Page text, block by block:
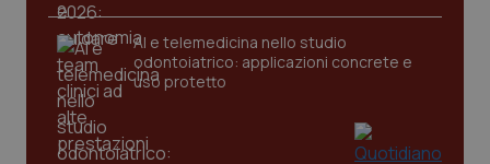
AI e telemedicina nello studio
odontoiatrico: applicazioni concrete e
uso protetto